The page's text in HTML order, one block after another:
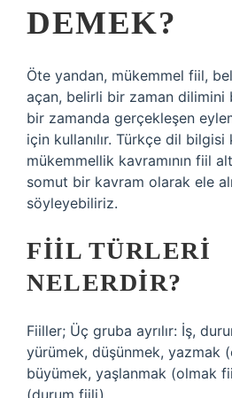
DEMEK?
Öte yandan, mükemmel fiil,
açan, belirli bir zaman
bir zamanda gerçekleşen
için kullanılır. Türkçe dil bilgisi
mükemmellik kavramının fiil
somut bir kavram olarak ele
söyleyebiliriz.
FIIL TÜRLERI
NELERDIR?
Fiiller; Üç gruba ayrılır: İş,
yürümek, düşünmek, yazmak
büyümek, yaşlanmak (olmak
(durum fiili).